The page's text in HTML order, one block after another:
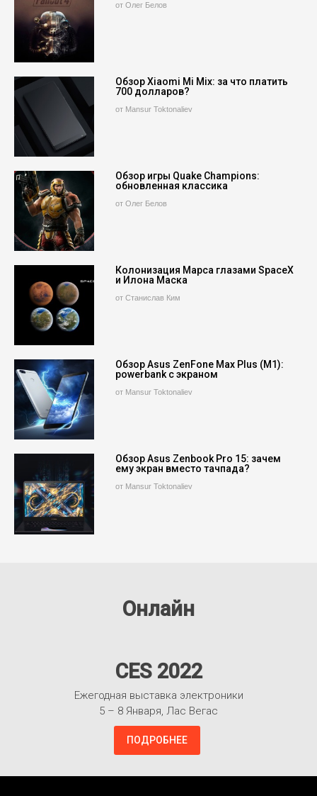
от Олег Белов
Обзор Xiaomi Mi Mix: за что платить
700 долларов?
от Mansur Toktonaliev
Обзор игры Quake Champions:
обновленная классика
от Олег Белов
Колонизация Марса глазами SpaceX
и Илона Маска
от Станислав Ким
Обзор Asus ZenFone Max Plus (M1):
powerbank с экраном
от Mansur Toktonaliev
Обзор Asus Zenbook Pro 15: зачем
ему экран вместо тачпада?
от Mansur Toktonaliev
Онлайн
CES 2022
Ежегодная выставка электроники
5 – 8 Января, Лас Вегас
ПОДРОБНЕЕ